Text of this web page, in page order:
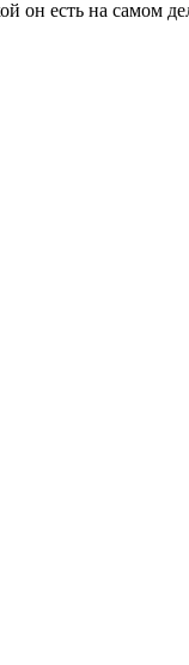
он есть на самом